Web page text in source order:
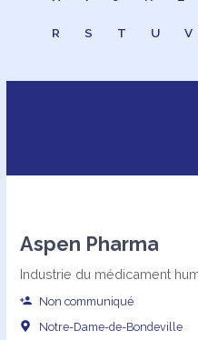
R S T U V
Aspen Pharma
Industrie du médicament
Non communiqué
Notre-Dame-de-Bondeville